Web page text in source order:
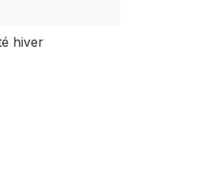
hiver